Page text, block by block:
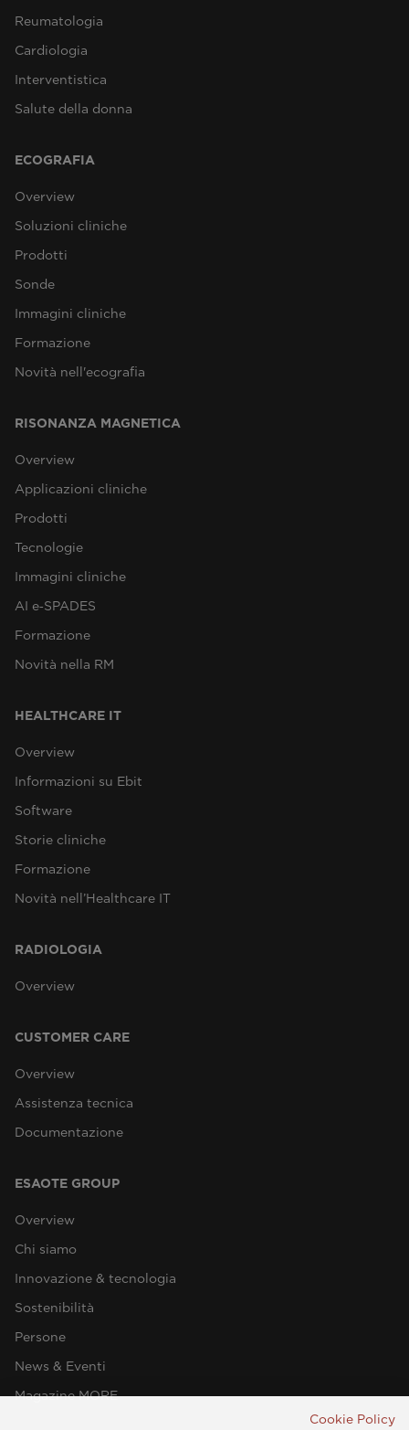
Reumatologia
Cardiologia
Interventistica
Salute della donna
ECOGRAFIA
Overview
Soluzioni cliniche
Prodotti
Sonde
Immagini cliniche
Formazione
Novità nell'ecografia
RISONANZA MAGNETICA
Overview
Applicazioni cliniche
Prodotti
Tecnologie
Immagini cliniche
AI e‑SPADES
Formazione
Novità nella RM
HEALTHCARE IT
Overview
Informazioni su Ebit
Software
Storie cliniche
Formazione
Novità nell’Healthcare IT
RADIOLOGIA
Overview
CUSTOMER CARE
Overview
Assistenza tecnica
Documentazione
ESAOTE GROUP
Overview
Chi siamo
Innovazione & tecnologia
Sostenibilità
Persone
News & Eventi
Magazine MORE
Cookie Policy